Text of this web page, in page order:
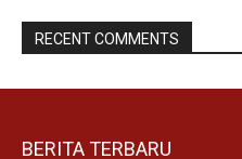
RECENT COMMENTS
BERITA TERBARU